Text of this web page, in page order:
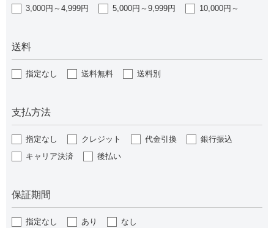
3,000円～4,999円
5,000円～9,999円 10,000円～
送料
指定なし 送料無料 送料別
支払方法
指定なし クレジット 代金引換
銀行振込
キャリア決済
後払い
保証期間
指定なし あり なし